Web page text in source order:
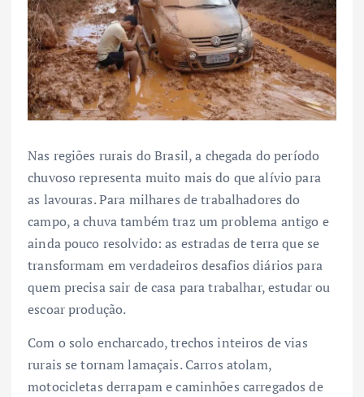
Nas regiões rurais do Brasil, a chegada do período
chuvoso representa muito mais do que alívio para
as lavouras. Para milhares de trabalhadores do
campo, a chuva também traz um problema antigo e
ainda pouco resolvido: as estradas de terra que se
transformam em verdadeiros desafios diários para
quem precisa sair de casa para trabalhar, estudar ou
escoar produção.
Com o solo encharcado, trechos inteiros de vias
rurais se tornam lamaçais. Carros atolam,
motocicletas derrapam e caminhões carregados de